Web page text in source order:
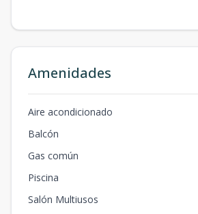
Amenidades
Aire acondicionado
Balcón
Gas común
Piscina
Salón Multiusos